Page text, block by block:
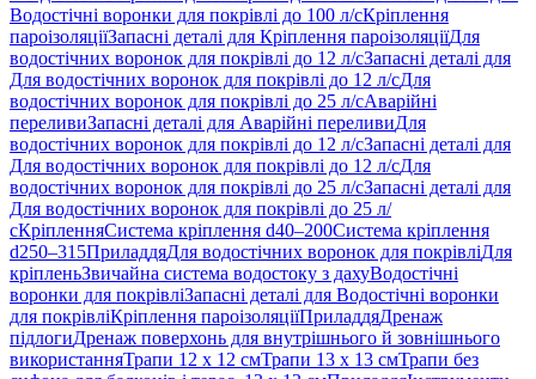
Водостічні воронки для покрівлі до 100 л/сКріплення
пароізоляціїЗапасні деталі для Кріплення пароізоляціїДля
водостічних воронок для покрівлі до 12 л/сЗапасні деталі для
Для водостічних воронок для покрівлі до 12 л/сДля
водостічних воронок для покрівлі до 25 л/сАварійні
переливиЗапасні деталі для Аварійні переливиДля
водостічних воронок для покрівлі до 12 л/сЗапасні деталі для
Для водостічних воронок для покрівлі до 12 л/сДля
водостічних воронок для покрівлі до 25 л/сЗапасні деталі для
Для водостічних воронок для покрівлі до 25 л/
сКріпленняСистема кріплення d40–200Система кріплення
d250–315ПриладдяДля водостічних воронок для покрівліДля
кріпленьЗвичайна система водостоку з дахуВодостічні
воронки для покрівліЗапасні деталі для Водостічні воронки
для покрівліКріплення пароізоляціїПриладдяДренаж
підлогиДренаж поверхонь для внутрішнього й зовнішнього
використанняТрапи 12 x 12 смТрапи 13 x 13 смТрапи без